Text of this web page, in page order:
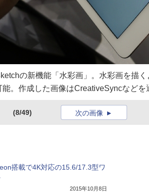
の新機能「水彩画」。水彩画を描
能。作成した画像はCreativeSyncなど
(8/49) 次の画像
搭載で4K対応の15.6/17.3型ワ
2015年10月8日